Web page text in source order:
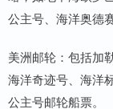
公主号、海洋奥德
美洲邮轮：包括加
海洋奇迹号、海洋
公主号邮轮船票。